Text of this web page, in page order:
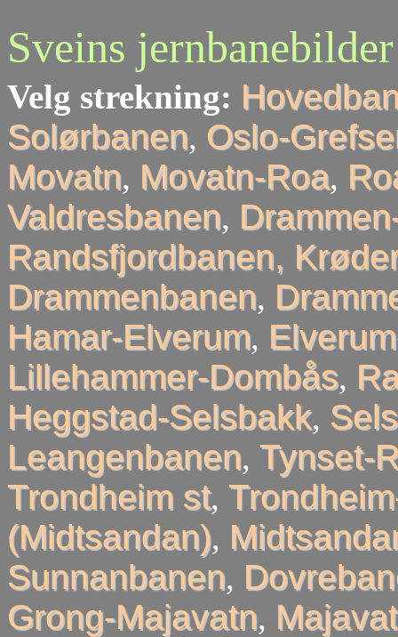
Sveins jernbanebilder
Velg strekning:
Solørbanen, Oslo-
Movatn, Movatn-Roa,
Valdresbanen,
Randsfjordbanen,
Drammenbanen,
Hamar-Elverum,
Lillehammer-Dombås,
Heggstad-Selsbakk,
Leangenbanen, Tynset-
Trondheim st,
(Midtsandan),
Sunnanbanen,
Grong-Majavatn,